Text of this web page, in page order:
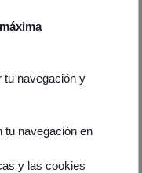
tu navegación y
tu navegación en
y las cookies